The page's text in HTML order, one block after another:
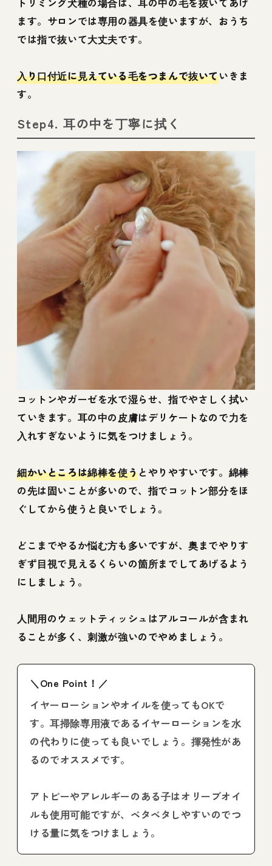
ます。サロンでは専用の器具を使いますが、おうち
では指で抜いて大丈夫です。
入り口付近に見えている毛をつまんで抜いていきま
す。
Step4. 耳の中を丁寧に拭く
コットンやガーゼを水で湿らせ、指でやさしく拭い
ていきます。耳の中の皮膚はデリケートなので力を
入れすぎないように気をつけましょう。
細かいところは綿棒を使うとやりやすいです。綿棒
の先は固いことが多いので、指でコットン部分をほ
ぐしてから使うと良いでしょう。
どこまでやるか悩む方も多いですが、奥までやりす
ぎず目視で見えるくらいの箇所までしてあげるよう
にしましょう。
人間用のウェットティッシュはアルコールが含まれ
ることが多く、刺激が強いのでやめましょう。
＼One Point！／
イヤーローションやオイルを使ってもOKで
す。耳掃除専用液であるイヤーローションを水
の代わりに使っても良いでしょう。揮発性があ
るのでオススメです。
アトピーやアレルギーのある子はオリーブオイ
ルも使用可能ですが、ベタベタしやすいのでつ
ける量に気をつけましょう。